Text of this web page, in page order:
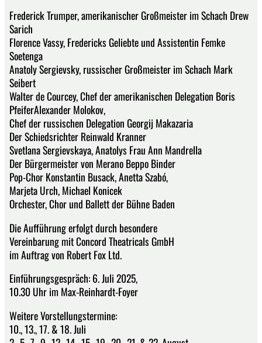
Frederick Trumper, amerikanischer Großmeister im Schach Drew
Sarich
Florence Vassy, Fredericks Geliebte und Assistentin Femke
Soetenga
Anatoly Sergievsky, russischer Großmeister im Schach Mark
Seibert
Walter de Courcey, Chef der amerikanischen Delegation Boris
PfeiferAlexander Molokov,
Chef der russischen Delegation Georgij Makazaria
Der Schiedsrichter Reinwald Kranner
Svetlana Sergievskaya, Anatolys Frau Ann Mandrella
Der Bürgermeister von Merano Beppo Binder
Pop-Chor Konstantin Busack, Anetta Szabó,
Marjeta Urch, Michael Konicek
Orchester, Chor und Ballett der Bühne Baden
Die Aufführung erfolgt durch besondere
Vereinbarung mit Concord Theatricals GmbH
im Auftrag von Robert Fox Ltd.
Einführungsgespräch: 6. Juli 2025,
10.30 Uhr im Max-Reinhardt-Foyer
Weitere Vorstellungstermine:
10., 13., 17. & 18. Juli